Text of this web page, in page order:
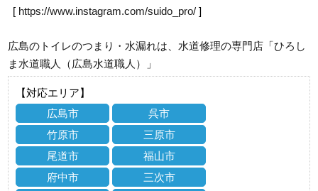
[ https://www.instagram.com/suido_pro/ ]
広島のトイレのつまり・水漏れは、水道修理の専門店「ひろし
ま水道職人（広島水道職人）」
【対応エリア】
広島市
呉市
竹原市
三原市
尾道市
福山市
府中市
三次市